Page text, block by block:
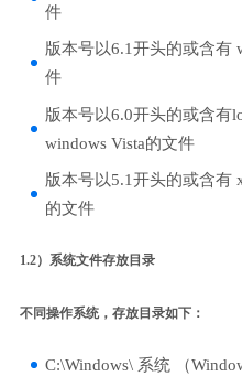
件
版本号以6.1开头的或含有
件
版本号以6.0开头的或含有
windows Vista的文件
版本号以5.1开头的或含
的文件
1.2）系统文件存放目录
不同操作系统，存放目录如下：
C:\Windows\ 系统 （